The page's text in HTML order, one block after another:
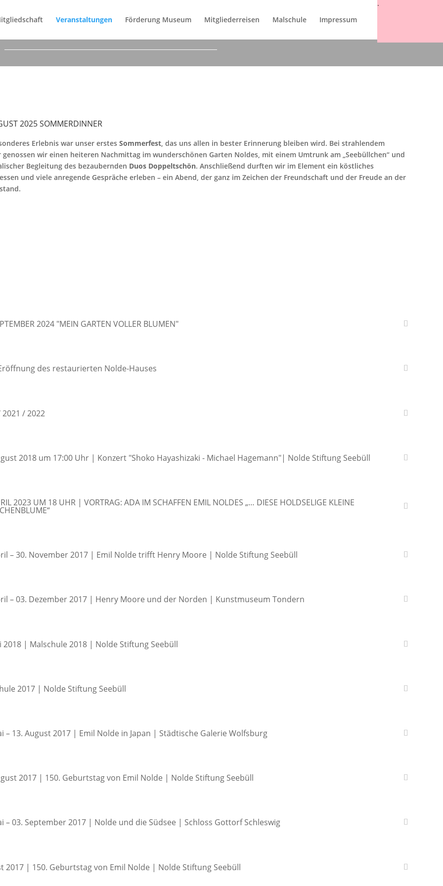
Veranstaltungen Förderung Museum Mitgliederreisen Malschule Impressum
.
VERANSTALT­UNGEN
2025 SOMMERDINNER
Erlebnis war unser erstes Sommerfest, das uns allen in bester Erinnerung bleiben wird. Bei strahlendem
genossen wir einen heiteren Nachmittag im wunderschönen Garten Noldes, mit einem Umtrunk am „Seebüllchen“ und
Begleitung des bezaubernden Duos Doppeltschön. Anschließend durften wir im Element ein köstliches
und viele anregende Gespräche erleben – ein Abend, der ganz im Zeichen der Freundschaft und der Freude an der
2024 "MEIN GARTEN VOLLER BLUMEN"
des restaurierten Nolde-Hauses
2021 / 2022
2018 um 17:00 Uhr | Konzert "Shoko Hayashizaki - Michael Hagemann"| Nolde Stiftung Seebüll
2023 UM 18 UHR | VORTRAG: ADA IM SCHAFFEN EMIL NOLDES „… DIESE HOLDSELIGE KLEINE
– 30. November 2017 | Emil Nolde trifft Henry Moore | Nolde Stiftung Seebüll
– 03. Dezember 2017 | Henry Moore und der Norden | Kunstmuseum Tondern
2018 | Malschule 2018 | Nolde Stiftung Seebüll
2017 | Nolde Stiftung Seebüll
– 13. August 2017 | Emil Nolde in Japan | Städtische Galerie Wolfsburg
2017 | 150. Geburtstag von Emil Nolde | Nolde Stiftung Seebüll
– 03. September 2017 | Nolde und die Südsee | Schloss Gottorf Schleswig
2017 | 150. Geburtstag von Emil Nolde | Nolde Stiftung Seebüll